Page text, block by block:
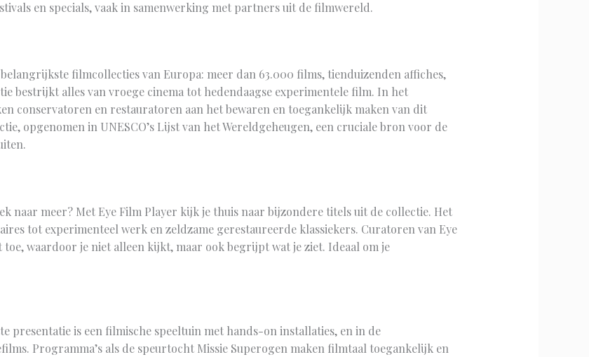
en specials, vaak in samenwerking met partners uit de filmwereld.
filmcollecties van Europa: meer dan 63.000 films, tienduizenden affiches,
bestrijkt alles van vroege cinema tot hedendaagse experimentele film. In het
conservatoren en restauratoren aan het bewaren en toegankelijk maken van dit
opgenomen in UNESCO’s Lijst van het Wereldgeheugen, een cruciale bron voor de
naar meer? Met Eye Film Player kijk je thuis naar bijzondere titels uit de collectie. Het
tot experimenteel werk en zeldzame gerestaureerde klassiekers. Curatoren van Eye
waardoor je niet alleen kijkt, maar ook begrijpt wat je ziet. Ideaal om je
presentatie is een filmische speeltuin met hands-on installaties, en in de
Programma’s als de speurtocht Missie Superogen maken filmtaal toegankelijk en